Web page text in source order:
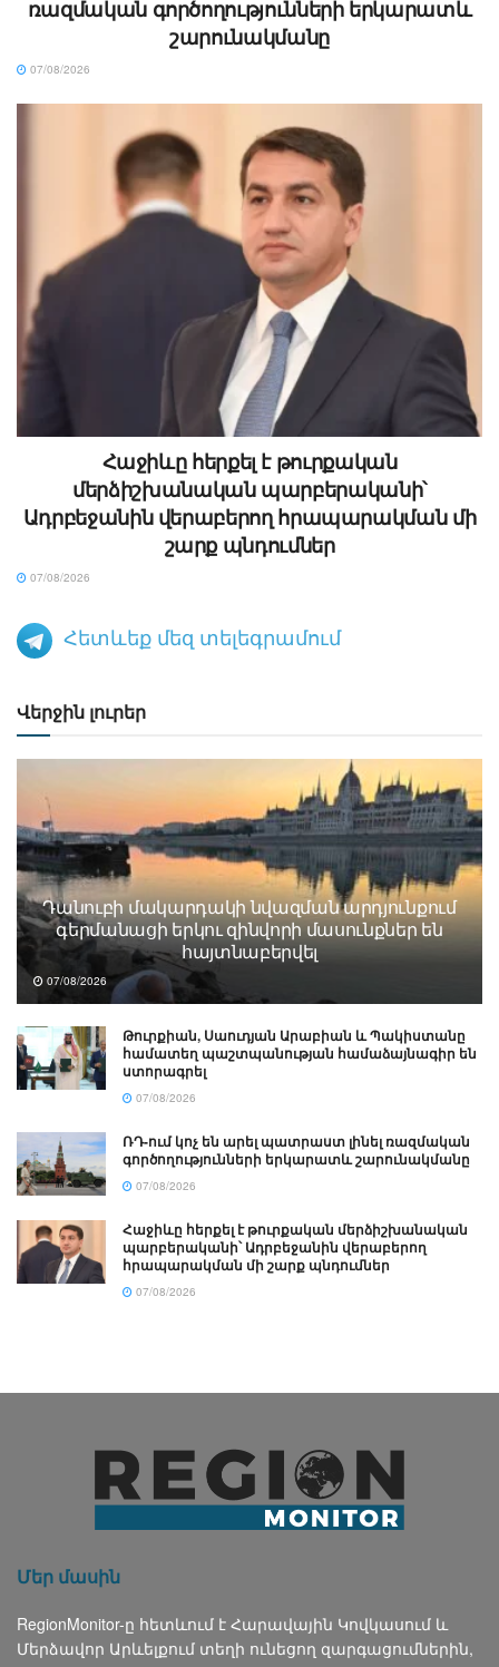
ռազմական գործողությունների երկարատև
շարունակմանը
07/08/2026
Հաջիևը հերքել է թուրքական
մերձիշխանական պարբերականի՝
Ադրբեջանին վերաբերող հրապարակման մի
շարք պնդումներ
07/08/2026
Հետևեք մեզ տելեգրամում
Վերջին լուրեր
Դանուբի մակարդակի նվազման արդյունքում
գերմանացի երկու զինվորի մասունքներ են
հայտնաբերվել
07/08/2026
Թուրքիան, Սաուդյան Արաբիան և Պակիստանը
համատեղ պաշտպանության համաձայնագիր են
ստորագրել
07/08/2026
ՌԴ-ում կոչ են արել պատրաստ լինել ռազմական
գործողությունների երկարատև շարունակմանը
07/08/2026
Հաջիևը հերքել է թուրքական մերձիշխանական
պարբերականի՝ Ադրբեջանին վերաբերող
հրապարակման մի շարք պնդումներ
07/08/2026
Մեր մասին
RegionMonitor-ը հետևում է Հարավային Կովկասում և
Մերձավոր Արևելքում տեղի ունեցող զարգացումներին,